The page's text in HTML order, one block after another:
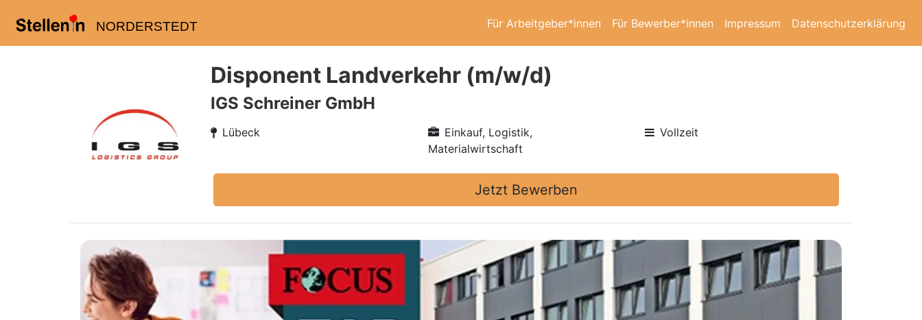
NORDERSTEDT Für Arbeitgeber*innen Für Bewerber*innen Impressum Datenschutzerklärung
Disponent Landverkehr (m/w/d)
IGS Schreiner GmbH
Lübeck
Einkauf, Logistik,
Materialwirtschaft
Vollzeit
Jetzt Bewerben